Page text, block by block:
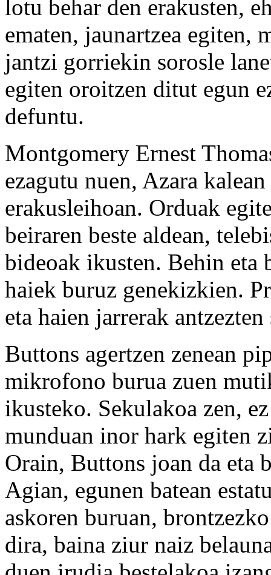
lotu behar den erakusten,
ematen, jaunartzea egiten,
jantzi gorriekin sorosle
egiten oroitzen ditut egun
defuntu.
Montgomery Ernest
ezagutu nuen, Azara
erakusleihoan. Orduak
beiraren beste aldean,
bideoak ikusten. Behin
haiek buruz genekizkien.
eta haien jarrerak
Buttons agertzen zenean
mikrofono burua zuen
ikusteko. Sekulakoa zen,
munduan inor hark egiten
Orain, Buttons joan da eta
Agian, egunen batean
askoren buruan,
dira, baina ziur naiz